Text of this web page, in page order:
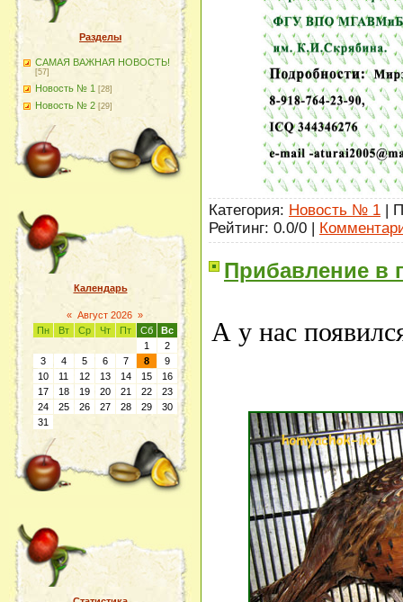
Разделы
САМАЯ ВАЖНАЯ НОВОСТЬ!
[57]
Новость № 1 [28]
Новость № 2 [29]
Календарь
« Август 2026 »
Пн
Вт Ср Чт Пт Сб
Вс
1
2
3
4 5 6 7 8
9
10
11 12 13 14 15
16
17
18 19 20 21 22
23
24
25 26 27 28 29
30
31
Категория: Новость № 1 |
Рейтинг: 0.0/0 |
Прибавление в
А у нас